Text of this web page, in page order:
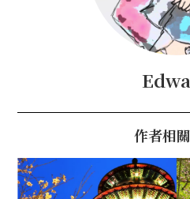
作者相